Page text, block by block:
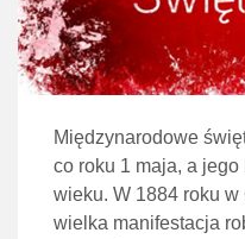
Międzynarodowe
co roku 1 maja, a
wieku. W 1884 roku w
wielka manifestacja